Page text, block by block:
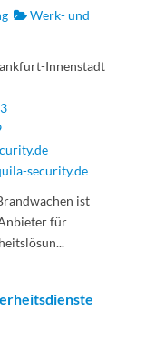
Werk- und
Innenstadt
security.de
ist
für